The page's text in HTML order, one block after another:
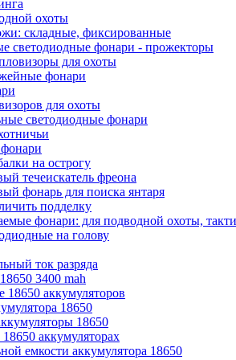
охоты
складные, фиксированные
светодиодные фонари - прожекторы
для охоты
фонари
для охоты
светодиодные фонари
на острогу
течеискатель фреона
фонарь для поиска янтаря
подделку
фонари: для подводной охоты,
на голову
ток разряда
3400 mah
18650 аккумуляторов
18650
18650
аккумуляторах
емкости аккумулятора 18650